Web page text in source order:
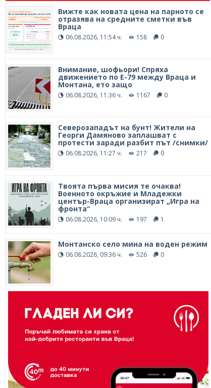
Вижте как новата цена на парното се
отразява на средните сметки във
Враца
06.08.2026, 11:54 ч. 158 0
Внимание, шофьори! Спряха
движението по Е-79 между Враца и
Монтана, ето защо
06.08.2026, 11:36 ч. 1167 0
Северозападът на бунт! Жители на
Георги Дамяново заплашват с
протести заради разбит път /снимки/
06.08.2026, 11:27 ч. 217 0
Твоята първа мисия те очаква!
Военното окръжие и Младежки
център-Враца организират „Игра на
фронта“
06.08.2026, 10:09 ч. 197 1
Монтанско село мина на воден режим
06.08.2026, 09:36 ч. 526 0